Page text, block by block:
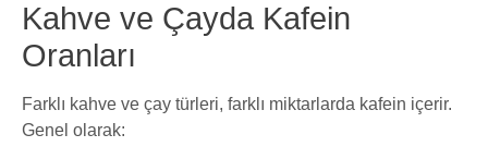
Kahve ve Çayda Kafein
Oranları
Farklı kahve ve çay türleri, farklı miktarlarda kafein içerir.
Genel olarak: